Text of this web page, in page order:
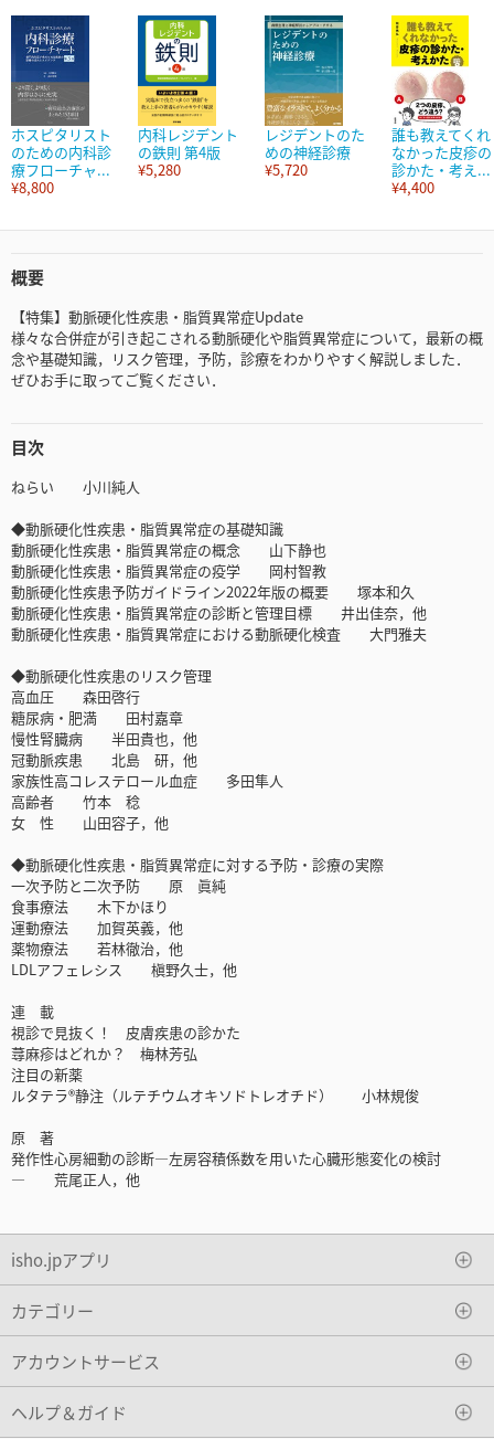
ホスピタリスト
のための内科診
療フローチャ...
¥8,800
内科レジデント
の鉄則 第4版
¥5,280
レジデントのた
めの神経診療
¥5,720
誰も教えてくれ
なかった皮疹の
診かた・考え...
¥4,400
概要
【特集】動脈硬化性疾患・脂質異常症Update
様々な合併症が引き起こされる動脈硬化や脂質異常症について，最新の概
念や基礎知識，リスク管理，予防，診療をわかりやすく解説しました．
ぜひお手に取ってご覧ください．
目次
ねらい 小川純人
◆動脈硬化性疾患・脂質異常症の基礎知識
動脈硬化性疾患・脂質異常症の概念 山下静也
動脈硬化性疾患・脂質異常症の疫学 岡村智教
動脈硬化性疾患予防ガイドライン2022年版の概要 塚本和久
動脈硬化性疾患・脂質異常症の診断と管理目標 井出佳奈，他
動脈硬化性疾患・脂質異常症における動脈硬化検査 大門雅夫
◆動脈硬化性疾患のリスク管理
高血圧 森田啓行
糖尿病・肥満 田村嘉章
慢性腎臓病 半田貴也，他
冠動脈疾患 北島 研，他
家族性高コレステロール血症 多田隼人
高齢者 竹本 稔
女 性 山田容子，他
◆動脈硬化性疾患・脂質異常症に対する予防・診療の実際
一次予防と二次予防 原 眞純
食事療法 木下かほり
運動療法 加賀英義，他
薬物療法 若林徹治，他
LDLアフェレシス 槇野久士，他
連 載
視診で見抜く！ 皮膚疾患の診かた
蕁麻疹はどれか？ 梅林芳弘
注目の新薬
ルタテラ®静注（ルテチウムオキソドトレオチド） 小林規俊
原 著
発作性心房細動の診断―左房容積係数を用いた心臓形態変化の検討
― 荒尾正人，他
isho.jpアプリ
カテゴリー
アカウントサービス
ヘルプ＆ガイド